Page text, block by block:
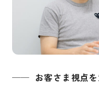
── お客さま視点を